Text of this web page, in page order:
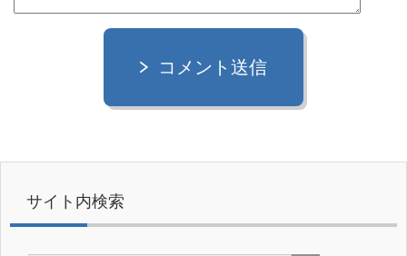
コメント送信
サイト内検索